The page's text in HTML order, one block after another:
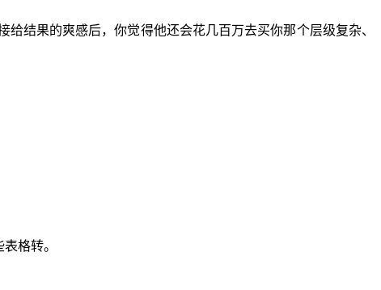
结果的爽感后，你觉得他还会花几百万去买你那个层级复杂、
格转。